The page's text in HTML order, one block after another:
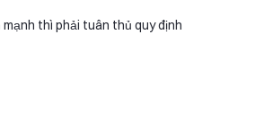
thì phải tuân thủ quy định